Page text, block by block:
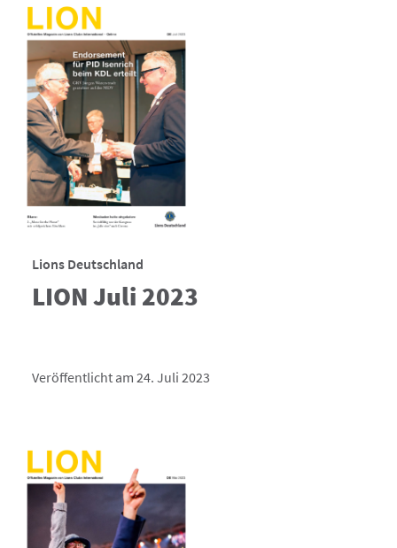
Lions Deutschland
LION Juli 2023
Veröffentlicht am 24. Juli 2023